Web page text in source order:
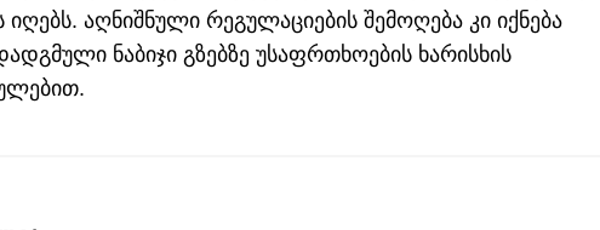
აღნიშნული რეგულაციების შემოღება კი იქნება
ნაბიჯი გზებზე უსაფრთხოების ხარისხის